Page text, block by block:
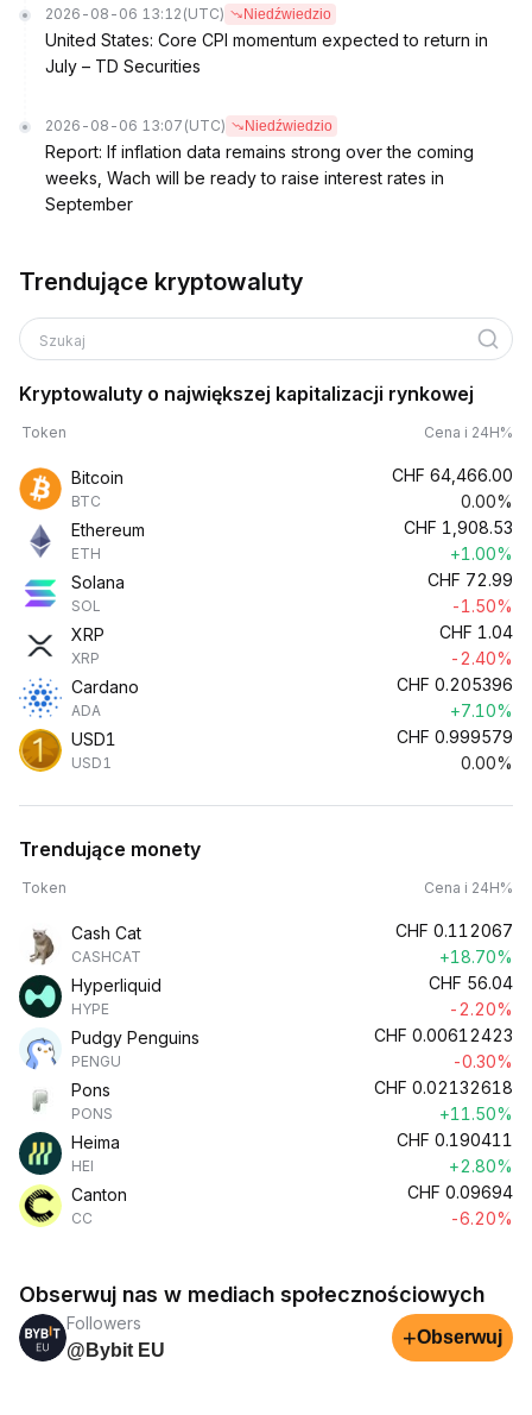
2026-08-06 13:12 (UTC) Niedźwiedzio
United States: Core CPI momentum expected to return in
July – TD Securities
2026-08-06 13:07 (UTC) Niedźwiedzio
Report: If inflation data remains strong over the coming
weeks, Wach will be ready to raise interest rates in
September
Trendujące kryptowaluty
Szukaj
Kryptowaluty o największej kapitalizacji rynkowej
Token Cena i 24H%
Bitcoin
BTC
CHF 64,466.00
0.00%
Ethereum
ETH
CHF 1,908.53
+1.00%
Solana
SOL
CHF 72.99
-1.50%
XRP
XRP
CHF 1.04
-2.40%
Cardano
ADA
CHF 0.205396
+7.10%
USD1
USD1
CHF 0.999579
0.00%
Trendujące monety
Token Cena i 24H%
Cash Cat
CASHCAT
CHF 0.112067
+18.70%
Hyperliquid
HYPE
CHF 56.04
-2.20%
Pudgy Penguins
PENGU
CHF 0.00612423
-0.30%
Pons
PONS
CHF 0.02132618
+11.50%
Heima
HEI
CHF 0.190411
+2.80%
Canton
CC
CHF 0.09694
-6.20%
Obserwuj nas w mediach społecznościowych
Followers
@Bybit EU
+Obserwuj